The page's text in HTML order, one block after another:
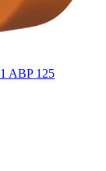
ABP 125